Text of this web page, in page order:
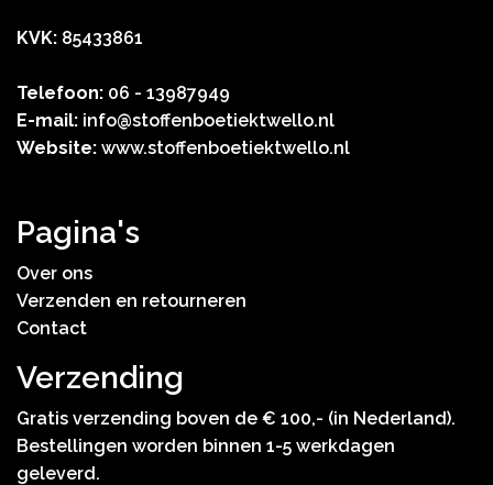
KVK: 85433861
Telefoon: 06 - 13987949
E-mail: info@stoffenboetiektwello.nl
Website: www.stoffenboetiektwello.nl
Pagina's
Over ons
Verzenden en retourneren
Contact
Verzending
Gratis verzending boven de € 100,- (in Nederland).
Bestellingen worden binnen 1-5 werkdagen
geleverd.